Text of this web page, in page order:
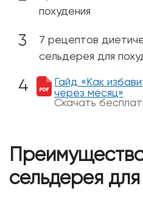
похудения
7 рецептов
сельдерея для
Гайд «Как
через месяц»
Скачать
сельдерея